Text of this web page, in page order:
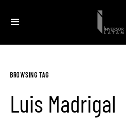
BROWSING TAG
Luis Madrigal